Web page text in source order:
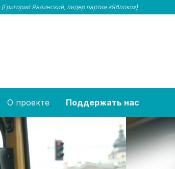
(Григорий Явлинский, лидер партии «Яблоко»)
О проекте Поддержать нас